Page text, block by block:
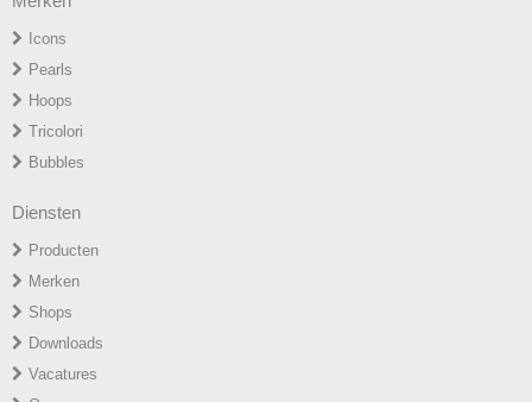
Icons
Pearls
Hoops
Tricolori
Bubbles
Diensten
Producten
Merken
Shops
Downloads
Vacatures